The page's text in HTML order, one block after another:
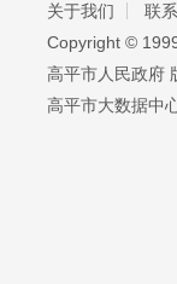
关于我们
联
Copyright ©️
高平市人民政府
高平市大数据